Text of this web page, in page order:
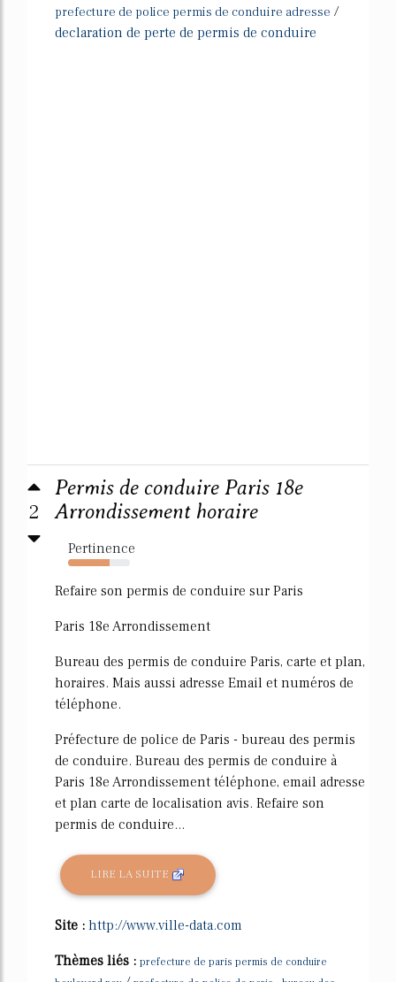
prefecture de police permis de conduire adresse /
declaration de perte de permis de conduire
2
Permis de conduire Paris 18e
Arrondissement horaire
Pertinence
67%
Refaire son permis de conduire sur Paris
Paris 18e Arrondissement
Bureau des permis de conduire Paris, carte et plan,
horaires. Mais aussi adresse Email et numéros de
téléphone.
Préfecture de police de Paris - bureau des permis
de conduire. Bureau des permis de conduire à
Paris 18e Arrondissement téléphone, email adresse
et plan carte de localisation avis. Refaire son
permis de conduire...
LIRE LA SUITE
Site : http://www.ville-data.com
Thèmes liés : prefecture de paris permis de conduire